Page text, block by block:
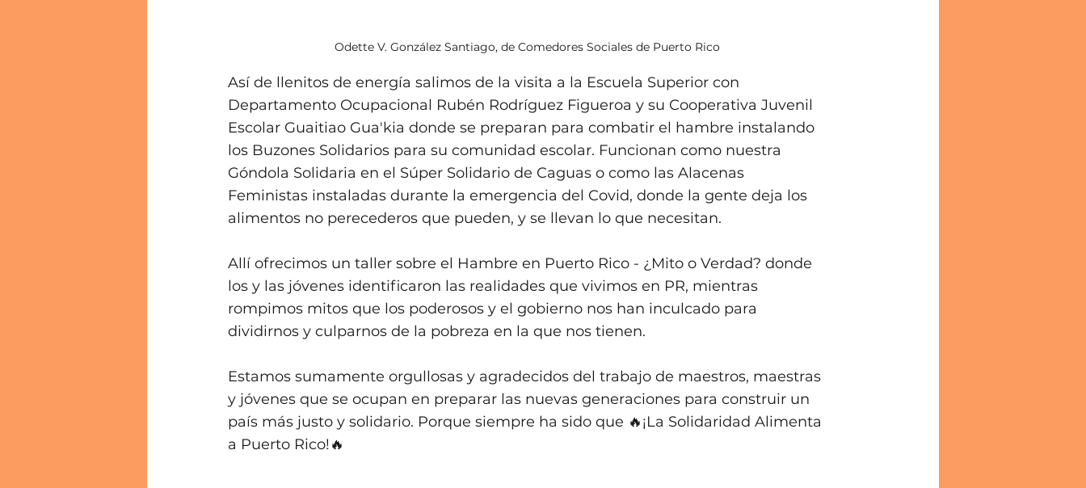
Odette V. González Santiago, de Comedores Sociales de Puerto Rico
Así de llenitos de energía salimos de la visita a la Escuela Superior con
Departamento Ocupacional Rubén Rodríguez Figueroa y su Cooperativa Juvenil
Escolar Guaitiao Gua'kia donde se preparan para combatir el hambre instalando
los Buzones Solidarios para su comunidad escolar. Funcionan como nuestra
Góndola Solidaria en el Súper Solidario de Caguas o como las Alacenas
Feministas instaladas durante la emergencia del Covid, donde la gente deja los
alimentos no perecederos que pueden, y se llevan lo que necesitan.
Allí ofrecimos un taller sobre el Hambre en Puerto Rico - ¿Mito o Verdad? donde
los y las jóvenes identificaron las realidades que vivimos en PR, mientras
rompimos mitos que los poderosos y el gobierno nos han inculcado para
dividirnos y culparnos de la pobreza en la que nos tienen.
Estamos sumamente orgullosas y agradecidos del trabajo de maestros, maestras
y jóvenes que se ocupan en preparar las nuevas generaciones para construir un
país más justo y solidario. Porque siempre ha sido que 🔥¡La Solidaridad Alimenta
a Puerto Rico!🔥